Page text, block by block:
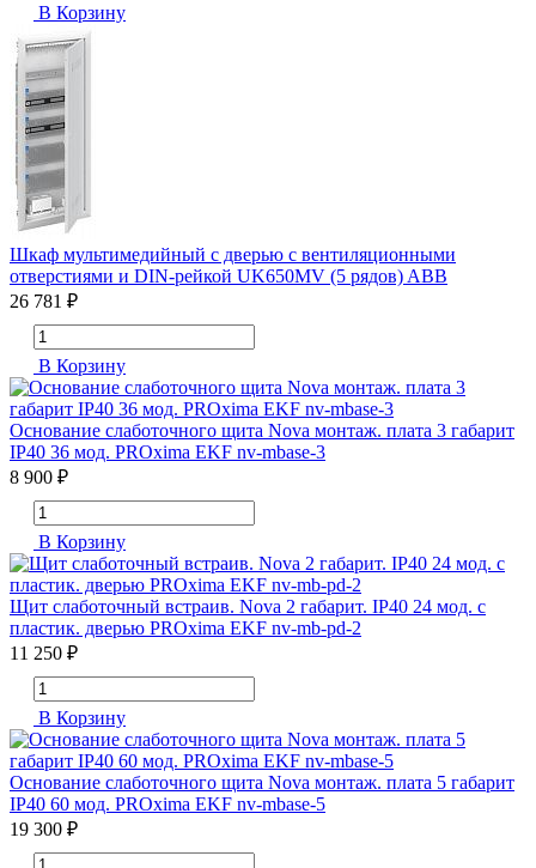
В Корзину
Шкаф мультимедийный с дверью с вентиляционными
отверстиями и DIN-рейкой UK650MV (5 рядов) ABB
26 781 ₽
В Корзину
Основание слаботочного щита Nova монтаж. плата 3 габарит
IP40 36 мод. PROxima EKF nv-mbase-3
8 900 ₽
В Корзину
Щит слаботочный встраив. Nova 2 габарит. IP40 24 мод. с
пластик. дверью PROxima EKF nv-mb-pd-2
11 250 ₽
В Корзину
Основание слаботочного щита Nova монтаж. плата 5 габарит
IP40 60 мод. PROxima EKF nv-mbase-5
19 300 ₽